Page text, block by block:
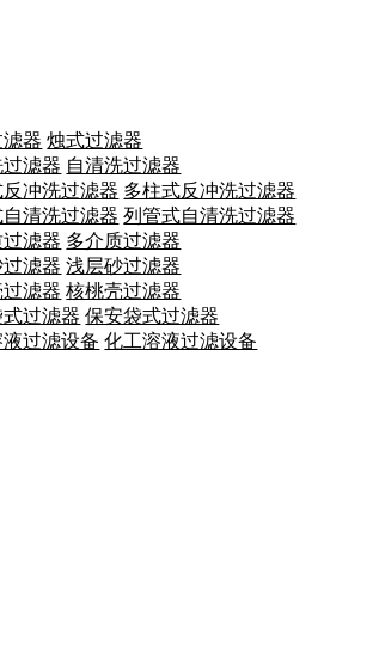
烛式过滤器
自清洗过滤器
多柱式反冲洗过滤器
列管式自清洗过滤器
多介质过滤器
浅层砂过滤器
核桃壳过滤器
保安袋式过滤器
化工溶液过滤设备